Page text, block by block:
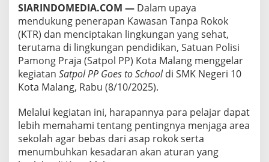
S
I
P
E
L
A
J
A
R
E
N
T
A
N
SIARINDOMEDIA.COM — Dalam upaya
mendukung penerapan Kawasan Tanpa Rokok
(KTR) dan menciptakan lingkungan yang sehat,
terutama di lingkungan pendidikan, Satuan Polisi
Pamong Praja (Satpol PP) Kota Malang menggelar
kegiatan Satpol PP Goes to Schooldi SMK Negeri 10
Kota Malang, Rabu (8/10/2025).
Melalui kegiatan ini, harapannya para pelajar dapat
lebih memahami tentang pentingnya menjaga area
sekolah agar bebas dari asap rokok serta
menumbuhkan kesadaran akan aturan yang